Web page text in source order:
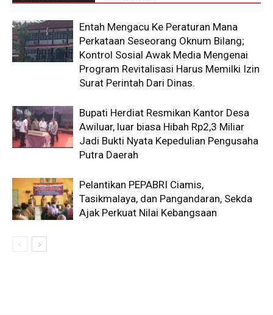
Entah Mengacu Ke Peraturan Mana
Perkataan Seseorang Oknum Bilang;
Kontrol Sosial Awak Media Mengenai
Program Revitalisasi Harus Memilki Izin
Surat Perintah Dari Dinas.
Bupati Herdiat Resmikan Kantor Desa
Awiluar, luar biasa Hibah Rp2,3 Miliar
Jadi Bukti Nyata Kepedulian Pengusaha
Putra Daerah
Pelantikan PEPABRI Ciamis,
Tasikmalaya, dan Pangandaran, Sekda
Ajak Perkuat Nilai Kebangsaan